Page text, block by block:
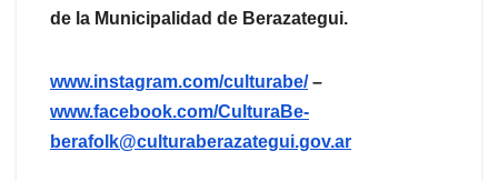
de la Municipalidad de Berazategui.
www.instagram.com/culturabe/–
www.facebook.com/CulturaBe-
berafolk@culturaberazategui.gov.ar